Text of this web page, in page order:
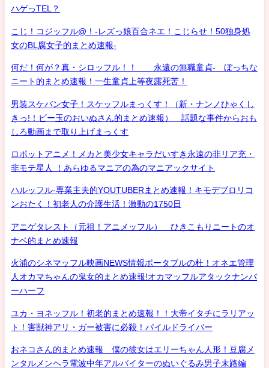
ハゲっTEL？
こじ！コジッフル@！-レズっ娘百合ネエ！こじらせ！50独身処
女のBL腐女子的まとめ速報-
何だ！何が？真・シロッフル！！ 永遠の無職童貞- ぼっちな
ニート的まとめ速報！一生童貞上等夜露死苦！
男装スケバン女子！スケッフルまっくす！（新・ナンノひゃくし
きっ!！ビー玉のおいぬさん的まとめ速報） 話題な事件からおも
しろ動画まで取り上げまっくす
ロボットアニメ！メカと美少女キャラだいすき永遠の非リア充・
非モテ星人 ！あらゆるマニアの為のマニアックサイト
ハルッフル-専業主夫的YOUTUBERまとめ速報！キモデブロリコ
ンおたく！初老人の介護生活！激動の1750日
アニゲタレスト（元祖！アニメッフル） ひきこもりニートのオ
ナベ的まとめ速報
火浦のシネマッフル映画NEWS情報ポータブルの杜！オネエ管理
人オカマちゃんの鬼女的まとめ速報!オカマッフルアタックナンバ
ーハーフ
ユカ・ヨネッフル！初老的まとめ速報！！大帝イタチにラリアッ
ト！害獣神アリ・ガー被害に必殺！パイルドライバー
おネコさん的まとめ速報 僕の彼女はエリーちゃん人形！豆腐メ
ンタルメンヘラ電波中年アルバイターのぬいぐるみ男子末路編